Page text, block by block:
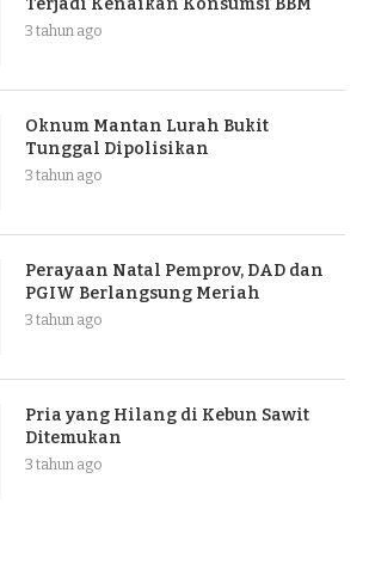
3 tahun ago
Oknum Mantan Lurah Bukit
Tunggal Dipolisikan
3 tahun ago
Perayaan Natal Pemprov, DAD dan
PGIW Berlangsung Meriah
3 tahun ago
Pria yang Hilang di Kebun Sawit
Ditemukan
3 tahun ago